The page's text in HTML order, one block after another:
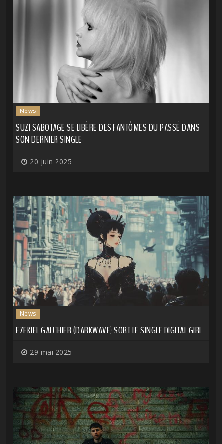
News
SUZI SABOTAGE SE LIBÈRE DES FANTÔMES DU PASSÉ DANS
SON DERNIER SINGLE
20 juin 2025
News
EZEKIEL GAUTHIER (DARKWAVE) SORT LE SINGLE DIGITAL GIRL
29 mai 2025